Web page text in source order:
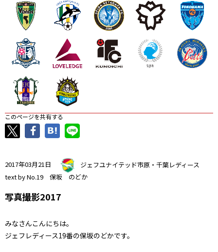
このページを共有する
2017年03月21日
ジェフユナイテッド市原・千葉レディース
text by No.19 保坂 のどか
写真撮影2017
みなさんこんにちは。
ジェフレディース19番の保坂のどかです。